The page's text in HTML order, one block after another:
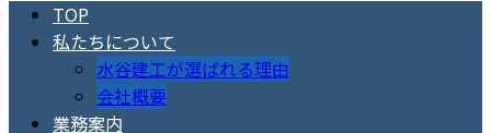
TOP
私たちについて
水谷建工が選ばれる理由
会社概要
業務案内